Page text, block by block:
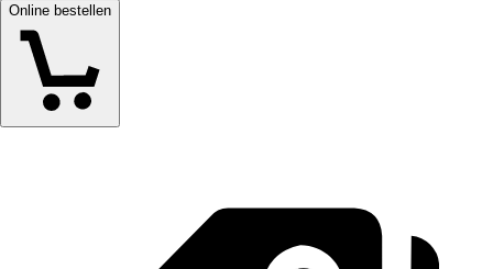
Online bestellen